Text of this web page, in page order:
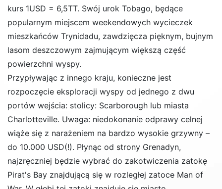
kurs 1USD = 6,5TT. Swój urok Tobago, będące
popularnym miejscem weekendowych wycieczek
mieszkańców Trynidadu, zawdzięcza pięknym, bujnym
lasom deszczowym zajmującym większą część
powierzchni wyspy.
Przypływając z innego kraju, konieczne jest
rozpoczęcie eksploracji wyspy od jednego z dwu
portów wejścia: stolicy: Scarborough lub miasta
Charlotteville. Uwaga: niedokonanie odprawy celnej
wiąże się z narażeniem na bardzo wysokie grzywny –
do 10.000 USD(!). Płynąc od strony Grenadyn,
najzręczniej będzie wybrać do zakotwiczenia zatokę
Pirat's Bay znajdującą się w rozległej zatoce Man of